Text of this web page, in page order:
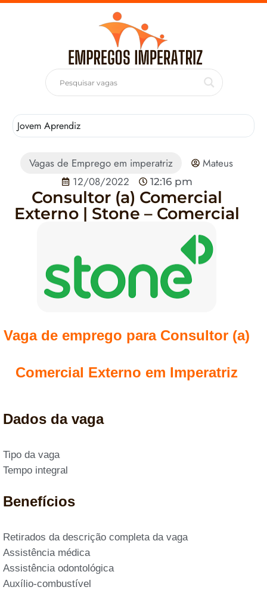
Jovem Aprendiz
Vagas de Emprego em imperatriz
Mateus
12/08/2022
12:16 pm
Consultor (a) Comercial
Externo | Stone – Comercial
Vaga de emprego para Consultor (a)
Comercial Externo em Imperatriz
Dados da vaga
Tipo da vaga
Tempo integral
Benefícios
Retirados da descrição completa da vaga
Assistência médica
Assistência odontológica
Auxílio-combustível